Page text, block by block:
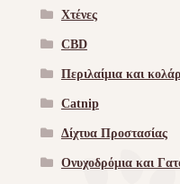
Χτένες
CBD
Περιλαίμια και
Catnip
Δίχτυα Προστασίας
Ονυχοδρόμια και